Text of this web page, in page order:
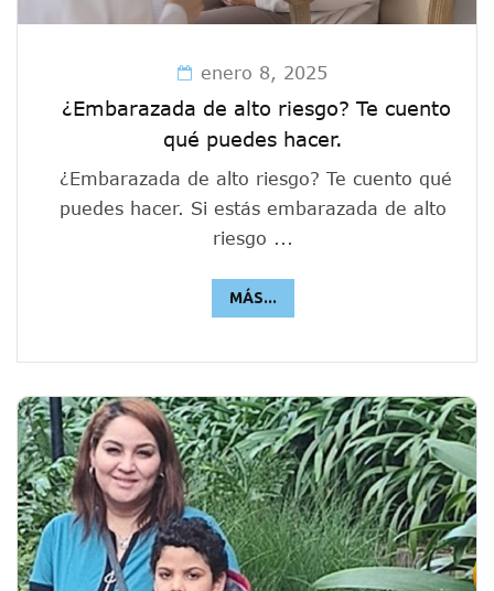
enero 8, 2025
¿Embarazada de alto riesgo? Te cuento
qué puedes hacer.
¿Embarazada de alto riesgo? Te cuento qué
puedes hacer. Si estás embarazada de alto
riesgo ...
MÁS...